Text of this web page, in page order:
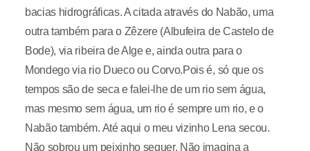
bacias hidrográficas. A citada através do Nabão, uma
outra também para o Zêzere (Albufeira de Castelo de
Bode), via ribeira de Alge e, ainda outra para o
Mondego via rio Dueco ou Corvo.Pois é, só que os
tempos são de seca e falei-lhe de um rio sem água,
mas mesmo sem água, um rio é sempre um rio, e o
Nabão também. Até aqui o meu vizinho Lena secou.
Não sobrou um peixinho sequer. Não imagina a